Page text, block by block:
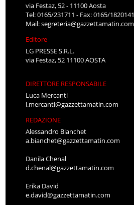
via Festaz, 52 - 11100 Aosta
Tel: 0165/231711 - Fax: 0165/1820141
Mail:segreteria@gazzettamatin.com
Editore
LG PRESSE S.R.L.
via Festaz, 52 11100 AOSTA
DIRETTORE RESPONSABILE
Luca Mercanti
l.mercanti@gazzettamatin.com
REDAZIONE
Alessandro Bianchet
a.bianchet@gazzettamatin.com
Danila Chenal
d.chenal@gazzettamatin.com
Erika David
e.david@gazzettamatin.com